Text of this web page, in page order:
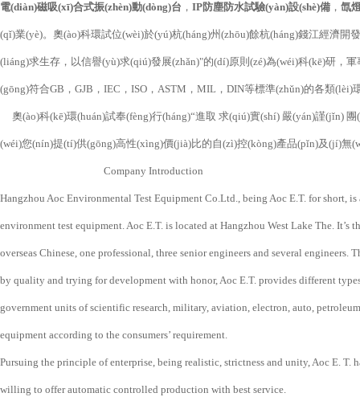
電(diàn)磁吸(xī)合式振(zhèn)動(dòng)台 ， IP防塵防水試驗(yàn)設(shè)備 ， 氙
(qǐ)業(yè)。奧(ào)科環試位(wèi)於(yú)杭(háng)州(zhōu)餘杭(háng)錢江經濟開
(liáng)求生存，以信譽(yù)求(qiú)發展(zhǎn)"的(dí)原則(zé)為(wéi)科(kē)研
(gōng)符合GB，GJB，IEC，ISO，ASTM，MIL，DIN等標準(zhǔn)的各類(lèi)
奧(ào)科(kē)環(huán)試奉(fèng)行(háng)“進取 求(qiú)實(shí) 嚴(yán)謹(jǐn) 團
(wéi)您(nín)提(tí)供(gōng)高性(xìng)價(jià)比的自(zì)控(kòng)產品(pǐn)及(jí)無
Company Introduction
Hangzhou Aoc Environmental Test Equipment Co.Ltd., being Aoc E.T. for short,
environment test equipment. Aoc E.T. is located at Hangzhou West Lake The.
overseas Chinese, one professional, three senior engineers and several
by quality and trying for development with honor, Aoc E.T. provides different
government units of scientific research, military, aviation, electron, auto,
equipment according to the consumers’ requirement.
Pursuing the principle of enterprise, being realistic, strictness and unity, Aoc E.
willing to offer automatic controlled production with best service.